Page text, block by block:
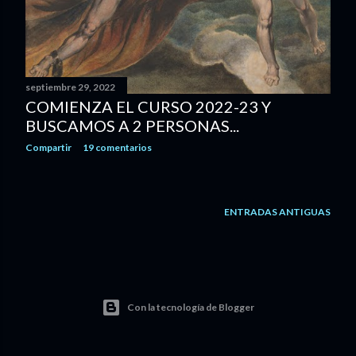
s
septiembre 29, 2022
COMIENZA EL CURSO 2022-23 Y
BUSCAMOS A 2 PERSONAS...
Compartir 19 comentarios
ENTRADAS ANTIGUAS
Con la tecnología de Blogger